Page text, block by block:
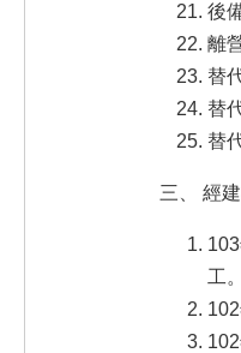
後
離
替
替
替
三、 經建
工。